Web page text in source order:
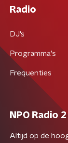
Radio
DJ’s
Programma's
Frequenties
NPO Radio
Altijd op de